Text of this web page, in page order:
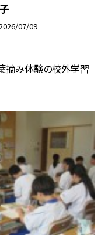
07/09
摘み体験の校外学習